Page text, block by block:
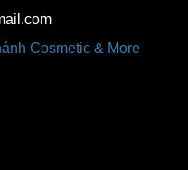
Cosmetic & More